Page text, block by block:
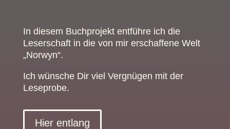
In diesem Buchprojekt entführe ich die
Leserschaft in die von mir erschaffene Welt
„Norwyn“.
Ich wünsche Dir viel Vergnügen mit der
Leseprobe.
Hier entlang